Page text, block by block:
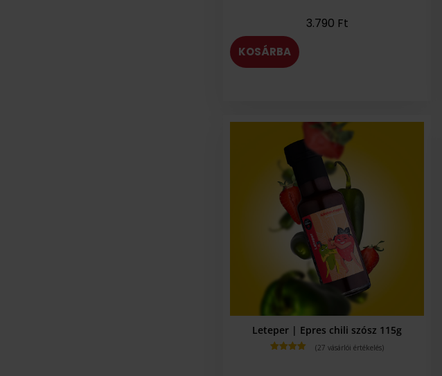
3.790 Ft
KOSÁRBA
Leteper | Epres chili szósz 115g
(27 vásárlói értékelés)